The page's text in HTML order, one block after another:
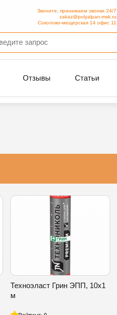
Звоните, принимаем звонки 24/7
zakaz@polyalpan-msk.ru
Соколово-мещерская 14 офис 11
Отзывы Статьи
Техноэласт Грин ЭПП, 10х1
м